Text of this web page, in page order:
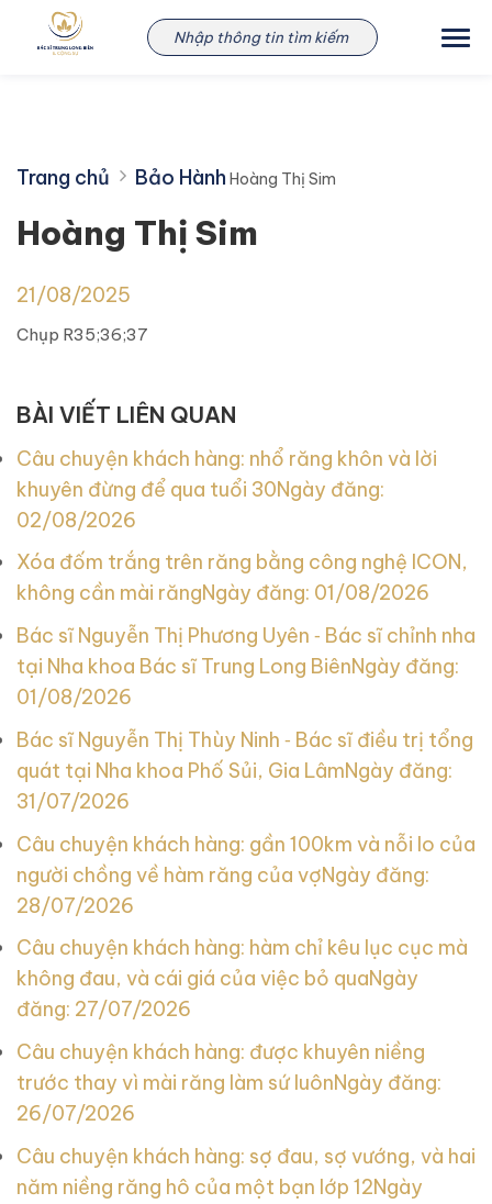
Hoàng Thị Sim
Trang chủ Bảo Hành Hoàng Thị Sim
Hoàng Thị Sim
21/08/2025
Chụp R35;36;37
BÀI VIẾT LIÊN QUAN
Câu chuyện khách hàng: nhổ răng khôn và lời
khuyên đừng để qua tuổi 30Ngày đăng:
02/08/2026
Xóa đốm trắng trên răng bằng công nghệ ICON,
không cần mài răngNgày đăng: 01/08/2026
Bác sĩ Nguyễn Thị Phương Uyên ‑ Bác sĩ chỉnh nha
tại Nha khoa Bác sĩ Trung Long BiênNgày đăng:
01/08/2026
Bác sĩ Nguyễn Thị Thùy Ninh ‑ Bác sĩ điều trị tổng
quát tại Nha khoa Phố Sủi, Gia LâmNgày đăng:
31/07/2026
Câu chuyện khách hàng: gần 100km và nỗi lo của
người chồng về hàm răng của vợNgày đăng:
28/07/2026
Câu chuyện khách hàng: hàm chỉ kêu lục cục mà
không đau, và cái giá của việc bỏ quaNgày
đăng: 27/07/2026
Câu chuyện khách hàng: được khuyên niềng
trước thay vì mài răng làm sứ luônNgày đăng:
26/07/2026
Câu chuyện khách hàng: sợ đau, sợ vướng, và hai
năm niềng răng hô của một bạn lớp 12Ngày